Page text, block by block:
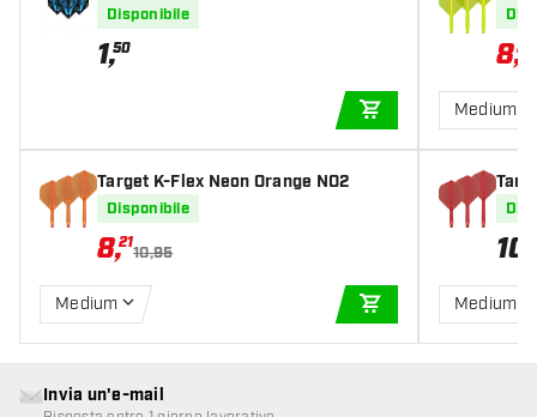
ebite Blue Transparent
Disponibile
1,50
AGGIUNGI AL
Target K-Flex Neon Orange NO2
Disponibile
8,21
10,95
Medium
AGGIUNGI AL
8,21
Medium
10
Medium
Invia un'e-mail